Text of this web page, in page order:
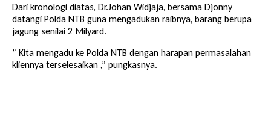
Dari kronologi diatas, Dr.Johan Widjaja, bersama Djonny
datangi Polda NTB guna mengadukan raibnya, barang berupa
jagung senilai 2 Milyard.
” Kita mengadu ke Polda NTB dengan harapan permasalahan
kliennya terselesaikan ,” pungkasnya.